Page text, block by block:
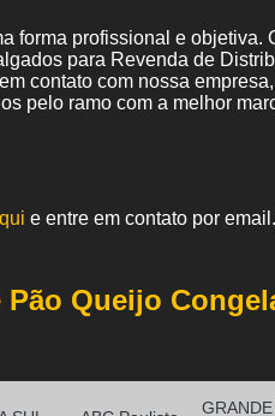
forma profissional e
para Revenda de
contato com nossa
pelo ramo com a melhor
e entre em contato por email.
Queijo